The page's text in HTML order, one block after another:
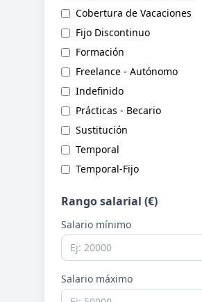
Cobertura de Vacaciones
Fijo Discontinuo
Formación
Freelance - Autónomo
Indefinido
Prácticas - Becario
Sustitución
Temporal
Temporal-Fijo
Rango salarial (€)
Salario mínimo
Salario máximo